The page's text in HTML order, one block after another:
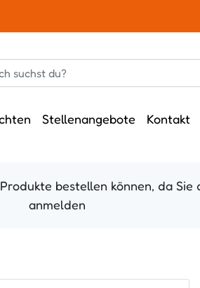
Stellenangebote Kontakt
bestellen können, da
anmelden